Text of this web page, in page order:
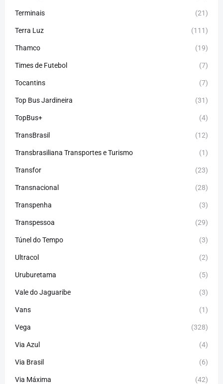
Terminais (21)
Terra Luz (111)
Thamco (19)
Times de Futebol (7)
Tocantins (7)
Top Bus Jardineira (31)
TopBus+ (4)
TransBrasil (12)
Transbrasiliana Transportes e Turismo (1)
Transfor (23)
Transnacional (28)
Transpenha (3)
Transpessoa (29)
Túnel do Tempo (3)
Ultracol (2)
Uruburetama (5)
Vale do Jaguaribe (3)
Vans (1)
Vega (328)
Via Azul (4)
Via Brasil (6)
Via Máxima (42)